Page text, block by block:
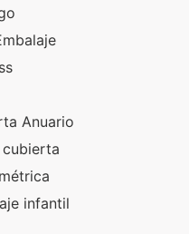
Anuario
infantil